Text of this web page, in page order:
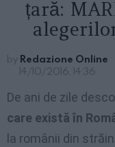
țară:
by Redazione Online
14/10/2016, 14:36
De ani de zile
care există în
la românii din